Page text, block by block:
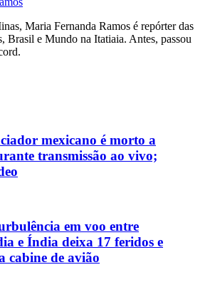
Maria Fernanda Ramos é repórter das
Brasil e Mundo na Itatiaia. Antes, passou
mexicano é morto a
transmissão ao vivo;
em voo entre
e Índia deixa 17 feridos e
cabine de avião